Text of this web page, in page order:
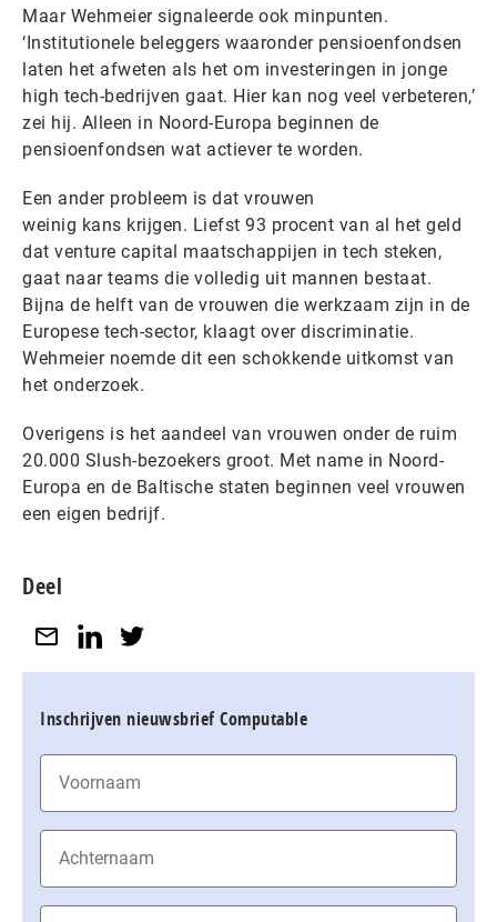
Maar Wehmeier signaleerde ook minpunten.
‘Institutionele beleggers waaronder pensioenfondsen
laten het afweten als het om investeringen in jonge
high tech-bedrijven gaat. Hier kan nog veel verbeteren,’
zei hij. Alleen in Noord-Europa beginnen de
pensioenfondsen wat actiever te worden.
Een ander probleem is dat vrouwen
weinig kans krijgen. Liefst 93 procent van al het geld
dat venture capital maatschappijen in tech steken,
gaat naar teams die volledig uit mannen bestaat.
Bijna de helft van de vrouwen die werkzaam zijn in de
Europese tech-sector, klaagt over discriminatie.
Wehmeier noemde dit een schokkende uitkomst van
het onderzoek.
Overigens is het aandeel van vrouwen onder de ruim
20.000 Slush-bezoekers groot. Met name in Noord-
Europa en de Baltische staten beginnen veel vrouwen
een eigen bedrijf.
Deel
Inschrijven nieuwsbrief Computable